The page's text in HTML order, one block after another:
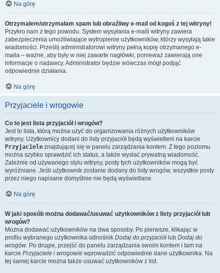
Na górę
Otrzymałem/otrzymałam spam lub obraźliwy e-mail od kogoś z tej witryny!
Przykro nam z tego powodu. System wysyłania e-maili witryny zawiera
zabezpieczenia umożliwiające wytropienie użytkowników, którzy wysyłają takie
wiadomości. Prześlij administratorowi witryny pełną kopię otrzymanego e-
maila – ważne, aby były w niej zawarte nagłówki, ponieważ zawierają one
informacje o nadawcy. Administrator będzie wówczas mógł podjąć
odpowiednie działania.
Na górę
Przyjaciele i wrogowie
Co to jest lista przyjaciół i wrogów?
Jest to lista, którą można użyć do organizowania różnych użytkowników
witryny. Użytkownicy dodani do listy przyjaciół będą wyświetleni na karcie
Przyjaciele znajdującej się w panelu zarządzania kontem. Z tego poziomu
można szybko sprawdzić ich status, a także wysłać prywatną wiadomość.
Zależnie od używanego stylu witryny, posty tych użytkowników mogą być
wyróżniane. Jeśli użytkownik zostanie dodany do listy wrogów, wszystkie posty
przez niego napisane domyślnie nie będą wyświetlane.
Na górę
W jaki sposób można dodawać/usuwać użytkowników z listy przyjaciół lub
wrogów?
Można dodawać użytkowników na dwa sposoby. Po pierwsze, klikając w
profilu wybranego użytkownika odnośnik Dodaj do przyjaciół lub Dodaj do
wrogów. Po drugie, przejść do panelu zarządzania swoim kontem i tam na
karcie Przyjaciele i wrogowie wprowadzić odpowiednie dane użytkownika. Na
tej samej karcie można także usuwać użytkowników z list.